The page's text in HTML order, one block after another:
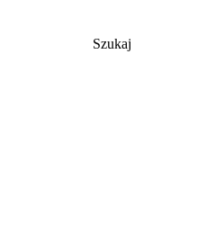
Szukaj